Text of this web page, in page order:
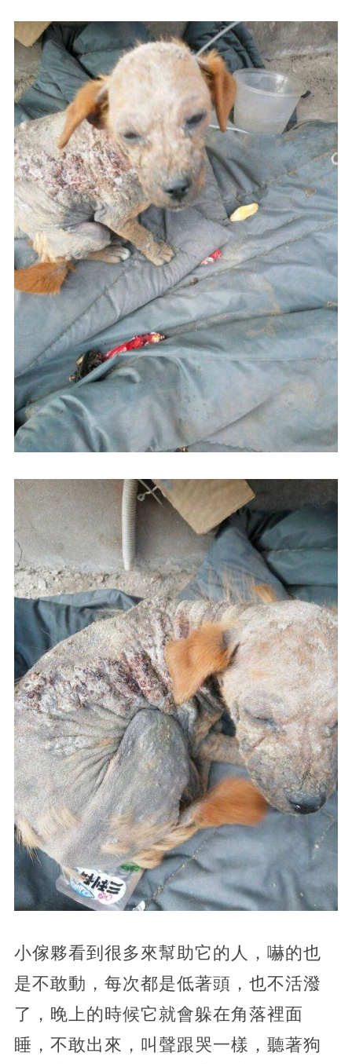
小傢夥看到很多來幫助它的人，嚇的也
是不敢動，每次都是低著頭，也不活潑
了，晚上的時候它就會躲在角落裡面
睡，不敢出來，叫聲跟哭一樣，聽著狗